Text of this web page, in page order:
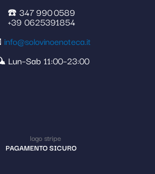
☎️ 347 990 0589
+39 0625391854
info@solovinoenoteca.it
11:00–23:00
PAGAMENTO SICURO